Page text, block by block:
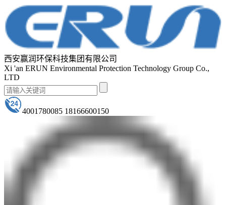
西安赢润环保科技集团有限公司
Xi 'an ERUN Environmental Protection Technology Group Co.,
LTD
4001780085 18166600150